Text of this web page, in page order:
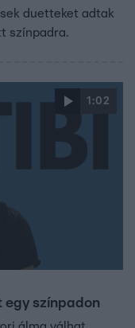
duetteket adtak
színpadra.
1:02
egy színpadon